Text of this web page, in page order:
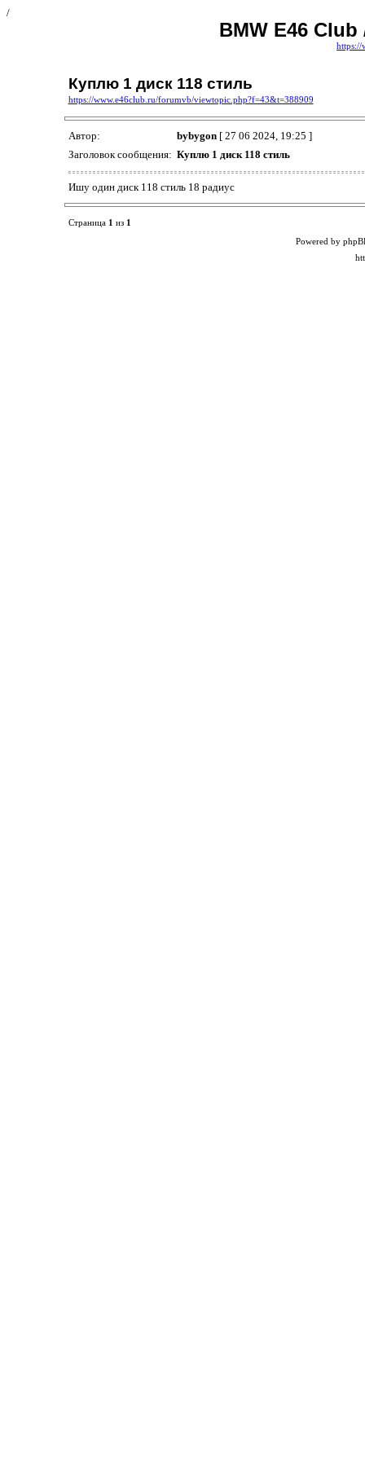
/
BMW E46
https://
Куплю 1 диск 118 стиль
https://www.e46club.ru/forumvb/viewtopic.php?f=43&t=388909
Автор: bybygon[ 27 06 2024, 19:25 ]
Заголовок сообщения: Куплю 1 диск 118 стиль
Ишу один диск 118 стиль 18 радиус
Страница 1 из 1
Powered by